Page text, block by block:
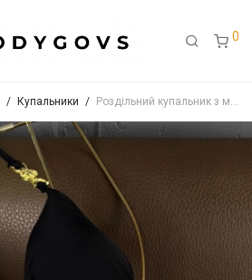
0
/ Купальники / Роздільний купальник з металевим декором Арт. 8712